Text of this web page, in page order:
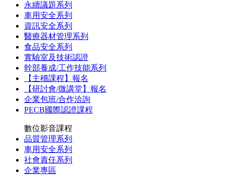
永續議題系列
車用安全系列
資訊安全系列
醫療器材管理系列
食品安全系列
實驗室及技術認證
幹部養成/工作技能系列
【主稽課程】報名
【研討會/微講堂】報名
企業包班/合作洽詢
PECB國際認證課程
數位影音課程
品質管理系列
車用安全系列
社會責任系列
企業專區